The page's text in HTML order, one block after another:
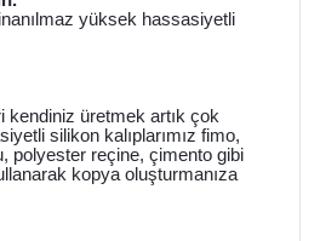
inanılmaz yüksek hassasiyetli
kendiniz üretmek artık çok
silikon kalıplarımız fimo,
polyester reçine, çimento gibi
kopya oluşturmanıza